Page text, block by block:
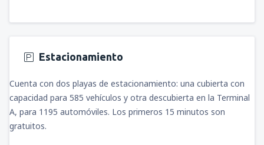
Estacionamiento
Cuenta con dos playas de estacionamiento: una cubierta con
capacidad para 585 vehículos y otra descubierta en la Terminal
A, para 1195 automóviles. Los primeros 15 minutos son
gratuitos.